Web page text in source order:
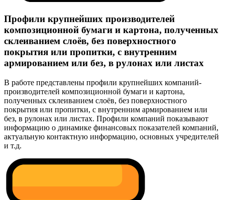
Профили крупнейших производителей
композиционной бумаги и картона, полученных
склеиванием слоёв, без поверхностного
покрытия или пропитки, с внутренним
армированием или без, в рулонах или листах
В работе представлены профили крупнейших компаний-
производителей композиционной бумаги и картона,
полученных склеиванием слоёв, без поверхностного
покрытия или пропитки, с внутренним армированием или
без, в рулонах или листах. Профили компаний показывают
информацию о динамике финансовых показателей компаний,
актуальную контактную информацию, основных учредителей
и т.д.